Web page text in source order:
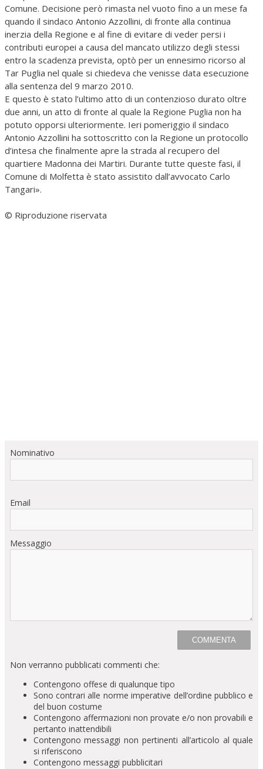
Comune. Decisione però rimasta nel vuoto fino a un mese fa
quando il sindaco Antonio Azzollini, di fronte alla continua
inerzia della Regione e al fine di evitare di veder persi i
contributi europei a causa del mancato utilizzo degli stessi
entro la scadenza prevista, optò per un ennesimo ricorso al
Tar Puglia nel quale si chiedeva che venisse data esecuzione
alla sentenza del 9 marzo 2010.
E questo è stato l’ultimo atto di un contenzioso durato oltre
due anni, un atto di fronte al quale la Regione Puglia non ha
potuto opporsi ulteriormente. Ieri pomeriggio il sindaco
Antonio Azzollini ha sottoscritto con la Regione un protocollo
d’intesa che finalmente apre la strada al recupero del
quartiere Madonna dei Martiri. Durante tutte queste fasi, il
Comune di Molfetta è stato assistito dall’avvocato Carlo
Tangari».
© Riproduzione riservata
Nominativo
Email
Messaggio
Non verranno pubblicati commenti che:
Contengono offese di qualunque tipo
Sono contrari alle norme imperative dell’ordine pubblico e
del buon costume
Contengono affermazioni non provate e/o non provabili e
pertanto inattendibili
Contengono messaggi non pertinenti all’articolo al quale
si riferiscono
Contengono messaggi pubblicitari